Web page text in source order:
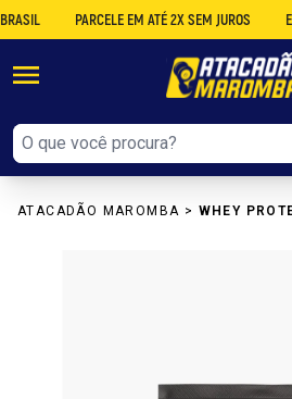
PARCELE EM ATÉ 2X SEM JUROS
ATACADÃO MAROMBA > WHEY